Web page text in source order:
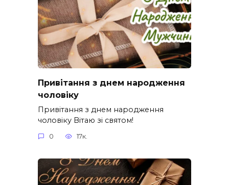
Привітання з днем народження
чоловіку
Привітання з днем народження
чоловіку Вітаю зі святом!
0 17к.